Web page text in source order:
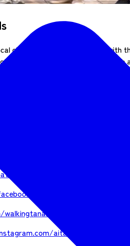
character unit that started with
Prefecture wearing costumes
if you meet us.
trip to Sendai an unforgettable
friends.com/
friends.com/
aitana_friends/